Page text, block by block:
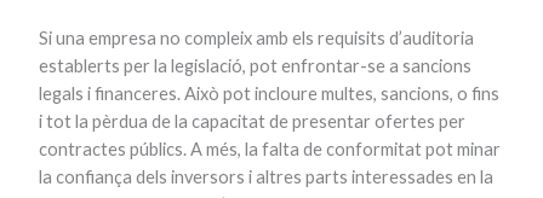
Si una empresa no compleix amb els requisits d’auditoria
establerts per la legislació, pot enfrontar-se a sancions
legals i financeres. Això pot incloure multes, sancions, o fins
i tot la pèrdua de la capacitat de presentar ofertes per
contractes públics. A més, la falta de conformitat pot minar
la confiança dels inversors i altres parts interessades en la